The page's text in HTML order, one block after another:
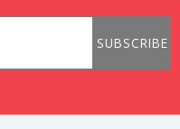
SUBSCRIBE